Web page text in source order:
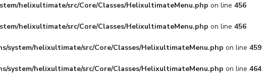
helixultimate/src/Core/Classes/HelixultimateMenu.php on line 456
helixultimate/src/Core/Classes/HelixultimateMenu.php on line 456
system/helixultimate/src/Core/Classes/HelixultimateMenu.php on line 459
system/helixultimate/src/Core/Classes/HelixultimateMenu.php on line 464